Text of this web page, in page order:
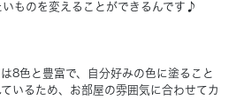
ものを変えることができるんです♪
8色と豊富で、自分好みの色に塗ること
いるため、お部屋の雰囲気に合わせてカ